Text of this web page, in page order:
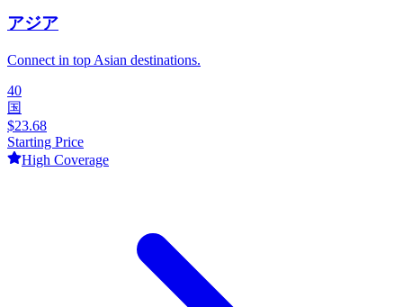
アジア
Connect in top Asian destinations.
40
国
$23.68
Starting Price
High Coverage